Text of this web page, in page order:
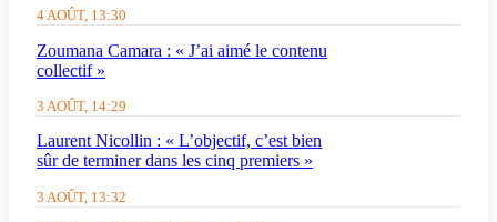
4 AOÛT, 13:30
Zoumana Camara : « J’ai aimé le contenu
collectif »
3 AOÛT, 14:29
Laurent Nicollin : « L’objectif, c’est bien
sûr de terminer dans les cinq premiers »
3 AOÛT, 13:32